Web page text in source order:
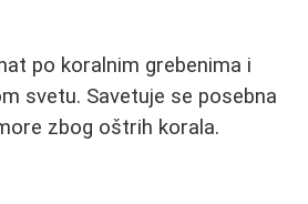
po koralnim grebenima i
svetu. Savetuje se posebna
zbog oštrih korala.